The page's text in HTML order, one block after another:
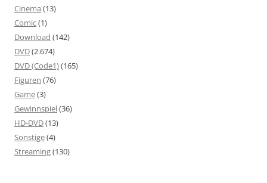
Cinema (13)
Comic(1)
Download (142)
DVD(2.674)
DVD (Code1)(165)
Figuren (76)
Game(3)
Gewinnspiel(36)
HD-DVD(13)
Sonstige(4)
Streaming(130)